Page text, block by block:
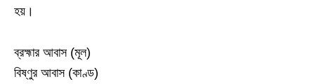
হয়।
ব্রহ্মার আবাস (মূল)
বিষ্ণুর আবাস (কাণ্ড)